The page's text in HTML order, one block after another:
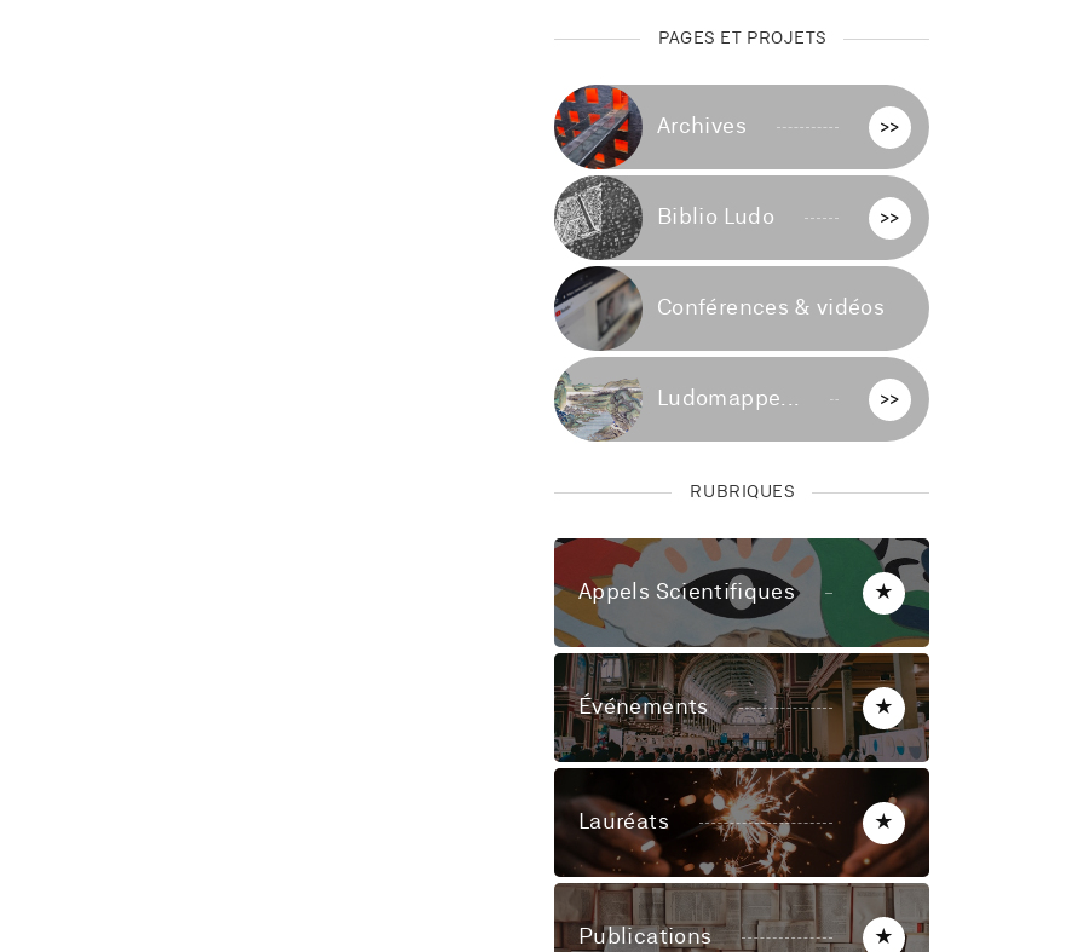
PAGES ET PROJETS
Archives >>
Biblio Ludo >>
Conférences & vidéos
Ludomappe... >>
RUBRIQUES
Appels Scientifiques ★
Événements ★
Lauréats ★
Publications ★